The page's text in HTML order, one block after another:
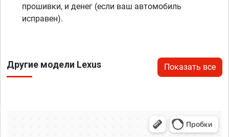
прошивки, и денег (если ваш автомобиль
исправен).
Другие модели Lexus Показать все